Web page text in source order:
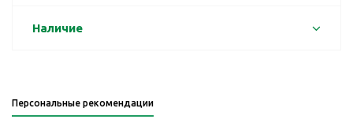
Наличие
Персональные рекомендации